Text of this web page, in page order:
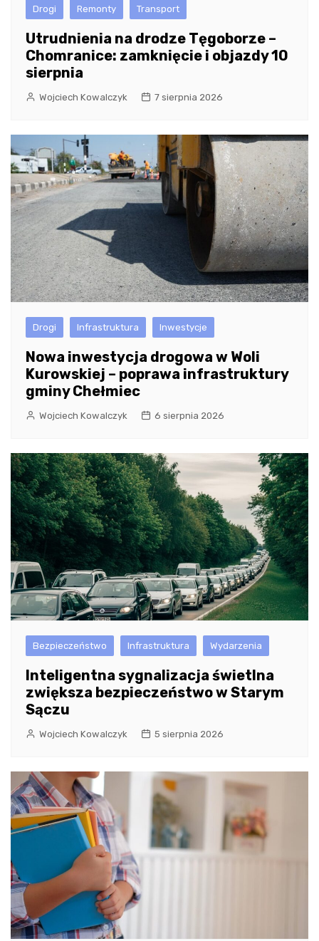
Drogi Remonty Transport
Utrudnienia na drodze Tęgoborze –
Chomranice: zamknięcie i objazdy 10
sierpnia
Wojciech Kowalczyk 7 sierpnia 2026
Drogi Infrastruktura Inwestycje
Nowa inwestycja drogowa w Woli
Kurowskiej – poprawa infrastruktury
gminy Chełmiec
Wojciech Kowalczyk 6 sierpnia 2026
Bezpieczeństwo Infrastruktura Wydarzenia
Inteligentna sygnalizacja świetlna
zwiększa bezpieczeństwo w Starym
Sączu
Wojciech Kowalczyk 5 sierpnia 2026